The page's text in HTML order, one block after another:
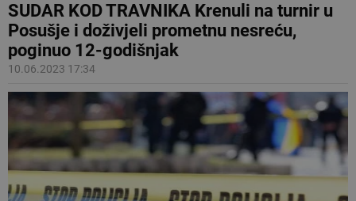
SUDAR KOD TRAVNIKA Krenuli na turnir u
Posušje i doživjeli prometnu nesreću,
poginuo 12-godišnjak
10.06.2023 17:34